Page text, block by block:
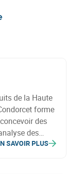
de la Haute
forme
des
des
SAVOIR PLUS